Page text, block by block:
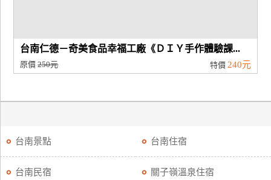
台南仁德－奇美食品幸福工廠《ＤＩＹ手作體驗課...
原價250元 特價 240元
台南景點 台南住宿
台南民宿 關子嶺溫泉住宿